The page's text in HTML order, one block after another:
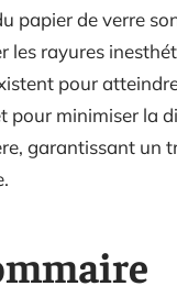
papier de verre
les rayures
pour
pour minimiser la
garantissant un